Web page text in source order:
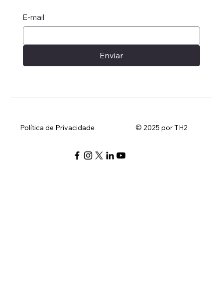
E-mail
Enviar
Política de Privacidade © 2025 por TH2